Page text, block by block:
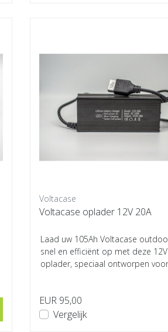
Voltacase
Voltacase oplader 12V 20A
Laad uw 105Ah Voltacase
snel en efficiënt op met deze
oplader, speciaal ontworpen voor
EUR 95,00
Vergelijk